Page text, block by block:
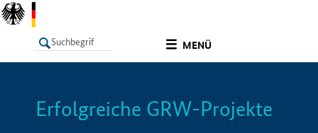
MENÜ
LISTE Info
Erfolgreiche GRW-Projekte